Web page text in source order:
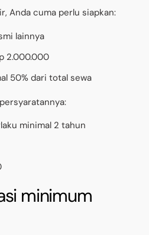
Anda cuma perlu siapkan:
lainnya
2.000.000
50% dari total sewa
minimal 2 tahun
minimum